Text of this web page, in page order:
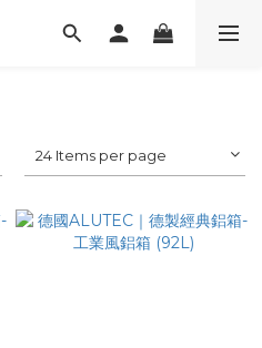
24 Items per page